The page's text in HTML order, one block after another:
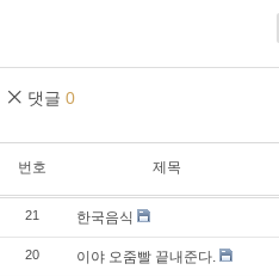
댓글 0
번호 제목
21 한국음식
20 이야 오줌빨 끝내준다.